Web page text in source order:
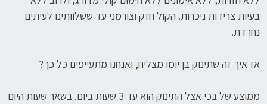
בעיות צרידות ניכרות. הקול חזק וצורמני עד ששלוותינו לעיתים
נחרדת.
אז איך זה שתינוק בן יומו מצליח, ואנחנו מתעייפים כל כך?
ממוצע של בכי אצל התינוק הוא עד 3 שעות ביום. בשאר שעות היום